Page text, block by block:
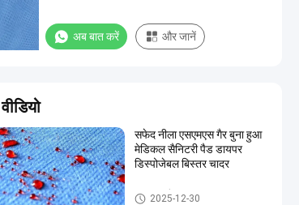
अब बात करें और जानें
सफेद नीला एसएमएस गैर बुना हुआ
मेडिकल सैनिटरी पैड डायपर
डिस्पोजेबल बिस्तर चादर
एसएमएस गैर बुना कपड़ा
2025-12-30